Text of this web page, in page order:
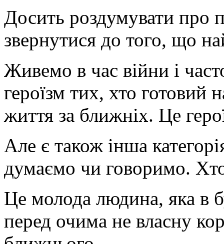
Досить роздумувати про
звернутися до того, що
Живемо в час війни і
героїзм тих, хто готовий
життя за ближніх. Це
Але є також інша
думаємо чи говоримо.
Це молода людина, яка в
перед очима не власну